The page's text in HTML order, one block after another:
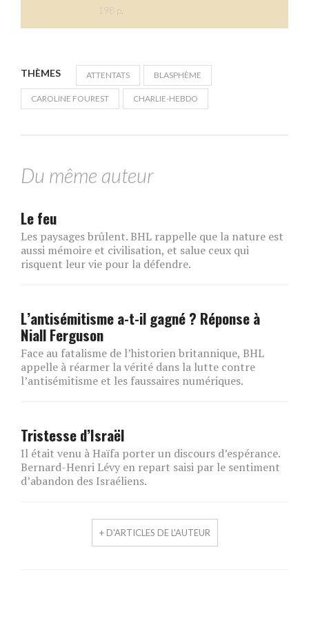
198 p.
THÈMES ATTENTATS BLASPHÈME
CAROLINE FOUREST CHARLIE-HEBDO
Du même auteur
Le feu
Les paysages brûlent. BHL rappelle que la nature est
aussi mémoire et civilisation, et salue ceux qui
risquent leur vie pour la défendre.
L’antisémitisme a-t-il gagné ? Réponse à
Niall Ferguson
Face au fatalisme de l’historien britannique, BHL
appelle à réarmer la vérité dans la lutte contre
l’antisémitisme et les faussaires numériques.
Tristesse d’Israël
Il était venu à Haïfa porter un discours d’espérance.
Bernard-Henri Lévy en repart saisi par le sentiment
d’abandon des Israéliens.
+ D'ARTICLES DE L'AUTEUR